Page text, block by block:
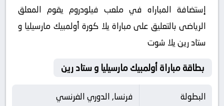
إستضافة المباراه في ملعب فيلودروم يقوم المعلق
الرياضى بالتعليق على مباراة يلا كورة أولمبيك مارسيليا و
ستاد رين يلا شوت
بطاقة مباراة أولمبيك مارسيليا و ستاد رين
البطولة
فرنسا, الدوري الفرنسي